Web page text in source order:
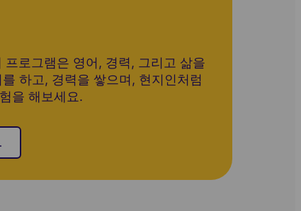
로그램은 영어, 경력, 그리고 삶을
하고, 경력을 쌓으며, 현지인처럼
을 해보세요.